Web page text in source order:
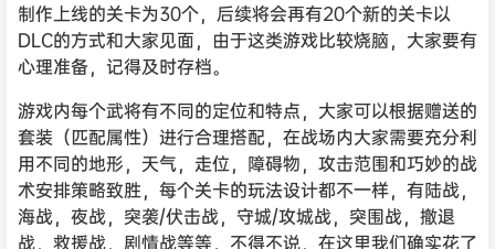
制作上线的关卡为30个，后续将会再有20个新的关卡以
DLC的方式和大家见面，由于这类游戏比较烧脑，大家要有
心理准备，记得及时存档。
游戏内每个武将有不同的定位和特点，大家可以根据赠送的
套装（匹配属性）进行合理搭配，在战场内大家需要充分利
用不同的地形，天气，走位，障碍物，攻击范围和巧妙的战
术安排策略致胜，每个关卡的玩法设计都不一样，有陆战，
海战，夜战，突袭/伏击战，守城/攻城战，突围战，撤退
战，救援战，剧情战等等，不得不说，在这里我们确实花了